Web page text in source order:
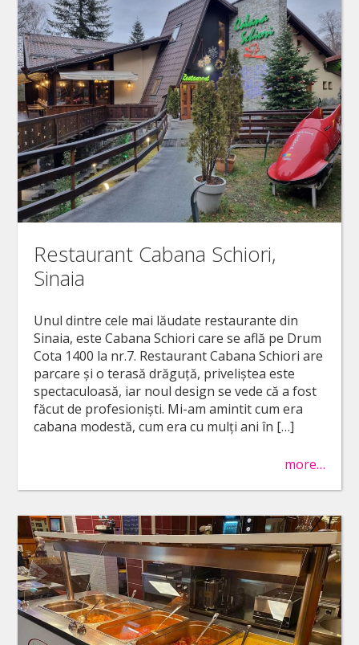
Restaurant Cabana Schiori,
Sinaia
Unul dintre cele mai lăudate restaurante din
Sinaia, este Cabana Schiori care se află pe Drum
Cota 1400 la nr.7. Restaurant Cabana Schiori are
parcare și o terasă drăguță, priveliștea este
spectaculoasă, iar noul design se vede că a fost
făcut de profesioniști. Mi-am amintit cum era
cabana modestă, cum era cu mulți ani în […]
more…